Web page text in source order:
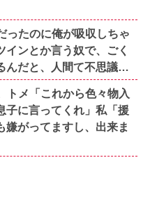
ったのに俺が吸収しちゃ
インとか言う奴で、ごく
んだと、人間て不思議…
トメ「これから色々物入
子に言ってくれ」私「援
嫌がってますし、出来ま